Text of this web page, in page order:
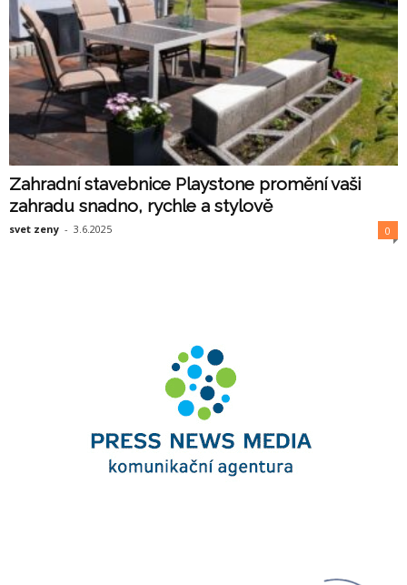
Zahradní stavebnice Playstone promění vaši
zahradu snadno, rychle a stylově
svet zeny - 3.6.2025 0